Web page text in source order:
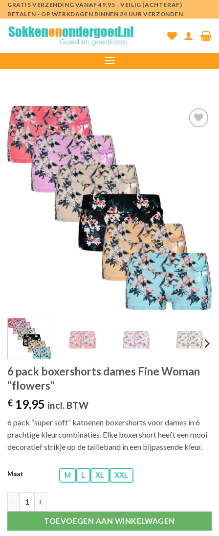
Ga
naar
inhoud
GRATIS VERZENDING VANAF 49,95 - VEILIG (ACHTERAF)
BETALEN - OP WERKDAGEN BINNEN 24 UUR VERZONDEN
6 pack boxershorts dames Fine Woman
“flowers”
€ 19,95 incl. BTW
6 pack “super soft” katoenen boxershorts voor dames in 6
prachtige kleurcombinaties. Elke boxershort heeft een mooi
decoratief strikje op de tailleband in een bijpassende kleur.
Maat M L XL XXL
TOEVOEGEN AAN WINKELWAGEN